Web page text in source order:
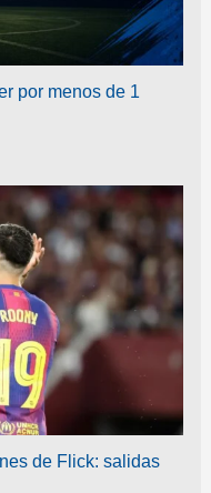
por menos de 1
de Flick: salidas